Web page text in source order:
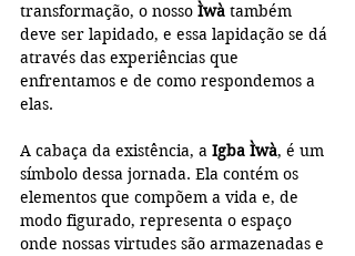
transformação, o nosso Ìwà também
deve ser lapidado, e essa lapidação se dá
através das experiências que
enfrentamos e de como respondemos a
elas.
A cabaça da existência, a Igba Ìwà, é um
símbolo dessa jornada. Ela contém os
elementos que compõem a vida e, de
modo figurado, representa o espaço
onde nossas virtudes são armazenadas e